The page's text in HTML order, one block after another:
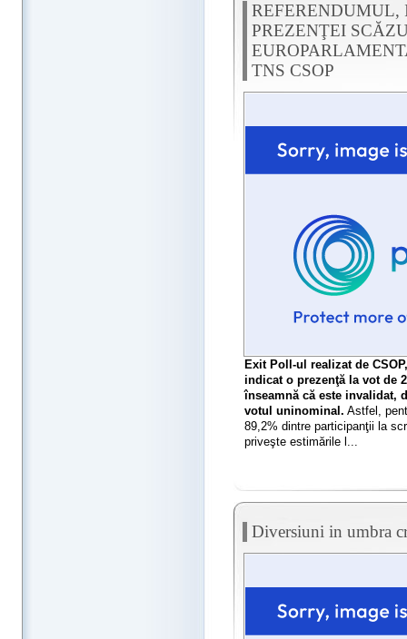
PREZENŢEI
TNS CSOP
Exit Poll-ul realizat de
indicat o prezenţă la vot de
înseamnă că este invalidat,
votul uninominal. Astfel,
89,2% dintre participanţii la
priveşte estimările l...
Diversiuni in umbra